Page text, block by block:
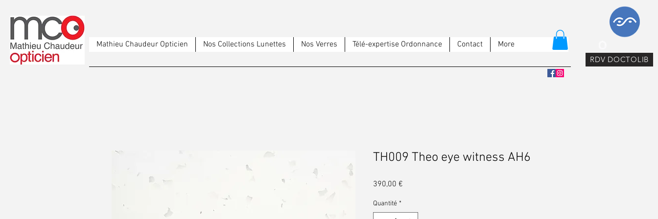
Mathieu Chaudeur Opticien Nos Collections Lunettes Nos Verres Télé-expertise Ordonnance Contact More
RDV DOCTOLIB
TH009 Theo eye witness AH6
390,00 €
Quantité *